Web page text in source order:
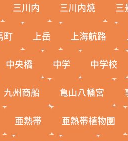
三川内 三川内焼 三
町 上岳 上海航路
中央橋 中学 中学校
九州商船 亀山八幡宮
亜熱帯 亜熱帯植物園